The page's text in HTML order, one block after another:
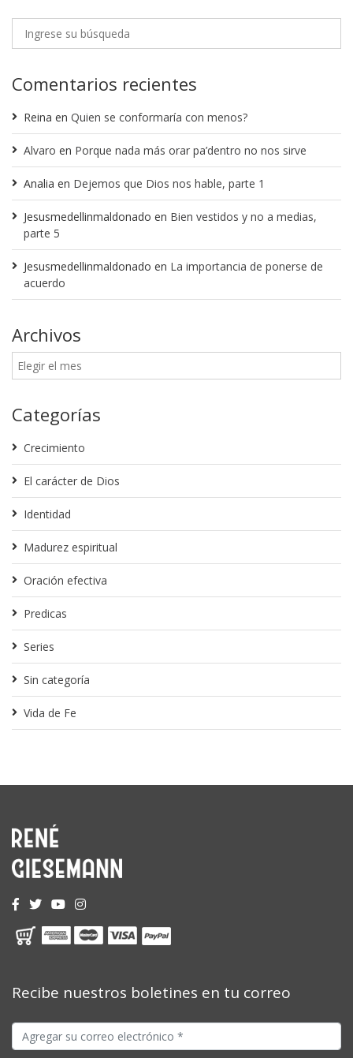
Comentarios recientes
Reina en Quien se conformaría con menos?
Alvaro en Porque nada más orar pa’dentro no nos sirve
Analia en Dejemos que Dios nos hable, parte 1
Jesusmedellinmaldonado en Bien vestidos y no a medias,
parte 5
Jesusmedellinmaldonado en La importancia de ponerse de
acuerdo
Archivos
Categorías
Crecimiento
El carácter de Dios
Identidad
Madurez espiritual
Oración efectiva
Predicas
Series
Sin categoría
Vida de Fe
Recibe nuestros boletines en tu correo